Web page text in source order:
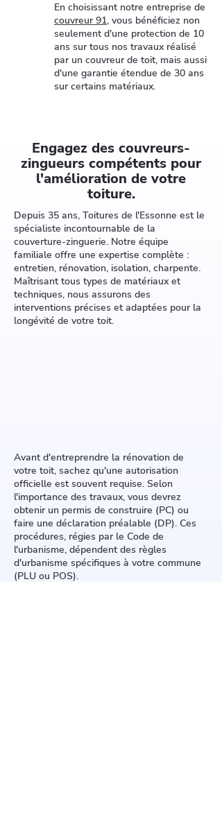
En choisissant notre entreprise de
couvreur 91, vous bénéficiez non
seulement d'une protection de 10
ans sur tous nos travaux réalisé
par un couvreur de toit, mais aussi
d'une garantie étendue de 30 ans
sur certains matériaux.
Engagez des couvreurs-
zingueurs compétents pour
l'amélioration de votre
toiture.
Depuis 35 ans, Toitures de l'Essonne est le
spécialiste incontournable de la
couverture-zinguerie. Notre équipe
familiale offre une expertise complète :
entretien, rénovation, isolation, charpente.
Maîtrisant tous types de matériaux et
techniques, nous assurons des
interventions précises et adaptées pour la
longévité de votre toit.
Avant d'entreprendre la rénovation de
votre toit, sachez qu'une autorisation
officielle est souvent requise. Selon
l'importance des travaux, vous devrez
obtenir un permis de construire (PC) ou
faire une déclaration préalable (DP). Ces
procédures, régies par le Code de
l'urbanisme, dépendent des règles
d'urbanisme spécifiques à votre commune
(PLU ou POS).